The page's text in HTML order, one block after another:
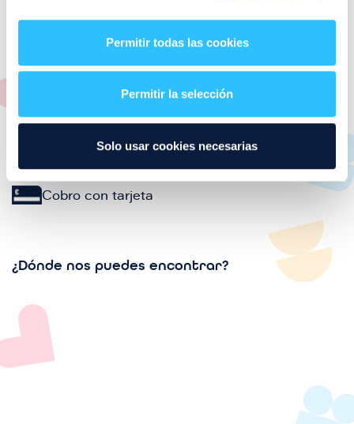
Permitir todas las cookies
Permitir la selección
Solo usar cookies necesarias
👉Deja tu reseña aquí👈
Restaurante Asiática Vegano Vegetariana
Servicios del establecimiento
ImagenCobro con tarjeta
¿Dónde nos puedes encontrar?